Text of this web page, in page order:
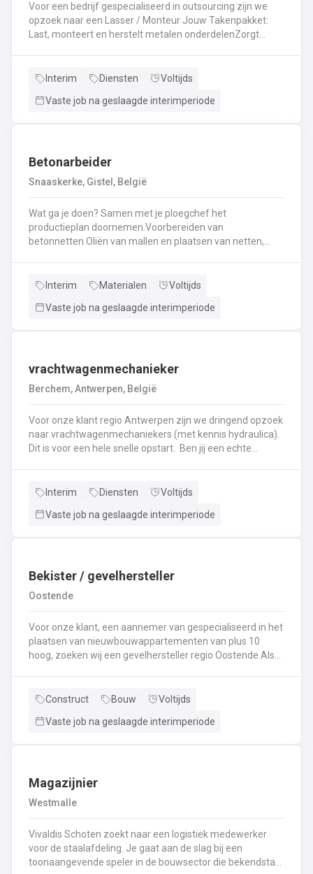
Voor een bedrijf gespecialiseerd in outsourcing zijn we
opzoek naar een Lasser / Monteur Jouw Takenpakket:
Last, monteert en herstelt metalen onderdelenZorgt
gemakBepaalt en past de juiste lastechniek toe
kwaliteitsgericht volgens veiligheidsvoorschriftenDraagt
Interim Diensten
Voltijds
Vaste job na geslaagde interimperiode
Betonarbeider
Snaaskerke, Gistel, België
Wat ga je doen? Samen met je ploegchef het
productieplan doornemen.Voorbereiden van
betonnetten.Oliën van mallen en plaatsen van netten,
eindafwerking.Frezen, boren, en zagen in de
klaar zijn voor gebruik.Opruimen van de werkplaats en
Interim Materialen
Voltijds
Vaste job na geslaagde interimperiode
vrachtwagenmechanieker
Berchem, Antwerpen, België
Voor onze klant regio Antwerpen zijn we dringend opzoek
naar vrachtwagenmechaniekers (met kennis hydraulica).
Dit is voor een hele snelle opstart. Ben jij een echte
Dan ben jij de persoon die wij zoeken!
Interim Diensten
Voltijds
Vaste job na geslaagde interimperiode
Bekister / gevelhersteller
Oostende
Voor onze klant, een aannemer van gespecialiseerd in het
plaatsen van nieuwbouwappartementen van plus 10
hoog, zoeken wij een gevelhersteller regio Oostende.Als
collegas. Je zal voornamelijk ingezet worden voor:
gevel;Opnieuw voegen van bakstenen;Renovatie van
wapening en voorzien van een beschermlaag;Herstellen
2de natuur en heeft weinig geheimen voor jou. Je weet de
aanpakken. Dan is dit zeker de job voor jou!
Construct Bouw
Voltijds
Vaste job na geslaagde interimperiode
Magazijnier
Westmalle
Vivaldis Schoten zoekt naar een logistiek medewerker
voor de staalafdeling. Je gaat aan de slag bij een
toonaangevende speler in de bouwsector die bekendstaat